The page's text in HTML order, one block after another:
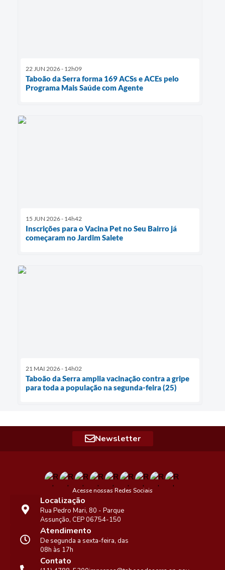
22 JUN 2026 - 12h09
Taboão da Serra forma 169 ACSs e ACEs pelo
Programa Mais Saúde com Agente
15 JUN 2026 - 14h42
Inscrições para o Vacina Pet no Seu Bairro já
começaram no Jardim Salete
21 MAI 2026 - 14h02
Taboão da Serra amplia vacinação contra a gripe
para toda a população na segunda-feira (25)
Newsletter
Acesse nossas Redes Sociais
Localização
Rua Pedro Mari, 80 - Parque
Assunção, CEP 06754-150
Contato
Atendimento
De segunda a sexta-feira, das
08h às 17h